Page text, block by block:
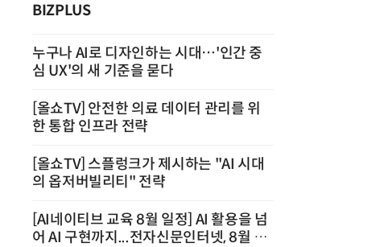
BIZPLUS
누구나 AI로 디자인하는 시대…'인간 중
심 UX'의 새 기준을 묻다
[올쇼TV] 안전한 의료 데이터 관리를 위
한 통합 인프라 전략
[올쇼TV] 스플렁크가 제시하는 "AI 시대
의 옵저버빌리티" 전략
[AI네이티브 교육 8월 일정] AI 활용을 넘
어 AI 구현까지...전자신문인터넷, 8월 실